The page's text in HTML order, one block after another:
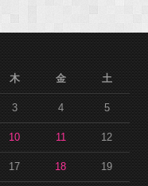
木 金 土
3 4 5
10 11 12
17 18 19